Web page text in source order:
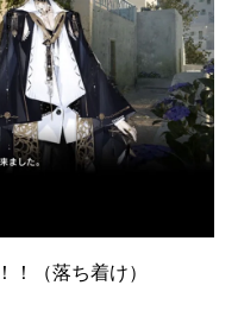
！（落ち着け）